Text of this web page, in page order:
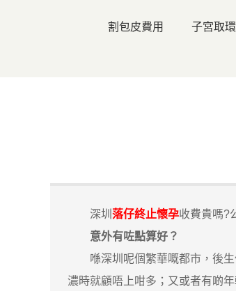
割包皮費用 子宮取
深圳 落仔終止懷孕收費貴嗎?
意外有咗點算好？
喺深圳呢個繁華嘅都市，後生
濃時就顧唔上咁多；又或者有啲